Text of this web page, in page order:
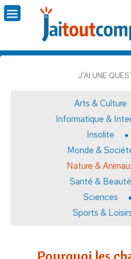
J'AI UNE
Arts & Culture
Informatique &
Insolite
Monde &
Nature &
Santé & Beauté
Sciences
Sports &